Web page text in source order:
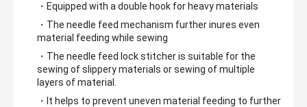
・Equipped with a double hook for heavy materials
・The needle feed mechanism further inures even
material feeding while sewing
・The needle feed lock stitcher is suitable for the
sewing of slippery materials or sewing of multiple
layers of material.
・It helps to prevent uneven material feeding to further